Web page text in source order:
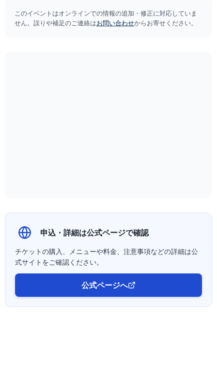
このイベントはオンラインでの情報の追加・修正に対応していま
せん。誤りや補足のご連絡はお問い合わせからお寄せください。
申込・詳細は公式ページで確認
チケットの購入、メニューや料金、注意事項などの詳細は公
式サイトをご確認ください。
公式ページへ